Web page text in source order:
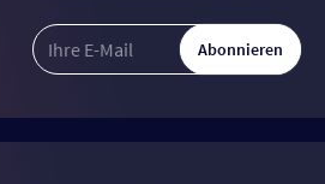
Abonnieren